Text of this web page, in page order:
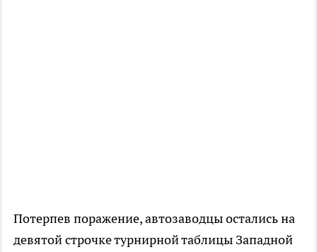
Потерпев поражение, автозаводцы остались на
девятой строчке турнирной таблицы Западной